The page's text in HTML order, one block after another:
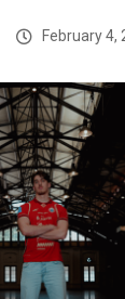
February 4,